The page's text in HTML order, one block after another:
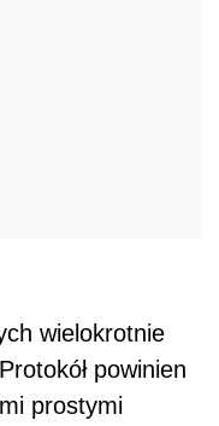
wielokrotnie
powinien
prostymi